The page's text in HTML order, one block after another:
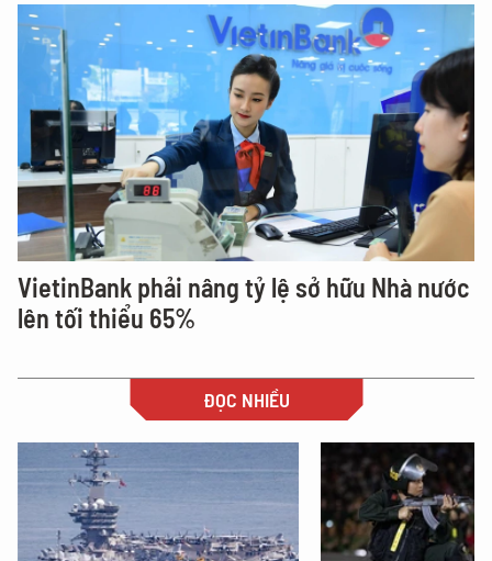
VietinBank phải nâng tỷ lệ sở hữu Nhà nước
lên tối thiểu 65%
ĐỌC NHIỀU